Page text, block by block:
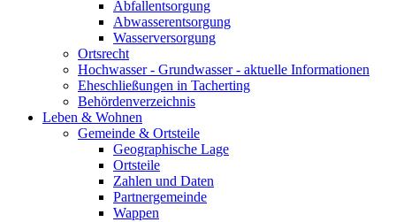
Abfallentsorgung
Abwasserentsorgung
Wasserversorgung
Ortsrecht
Hochwasser - Grundwasser - aktuelle Informationen
Eheschließungen in Tacherting
Behördenverzeichnis
Leben & Wohnen
Gemeinde & Ortsteile
Geographische Lage
Ortsteile
Zahlen und Daten
Partnergemeinde
Wappen